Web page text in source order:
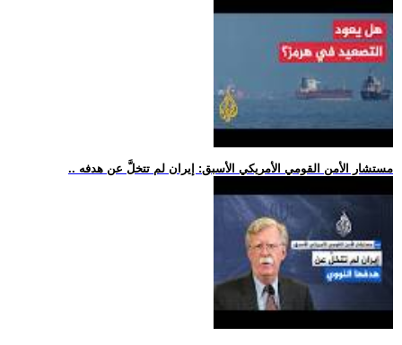
.. مستشار الأمن القومي الأمريكي الأسبق: إيران لم تتخلَّ عن هدفه